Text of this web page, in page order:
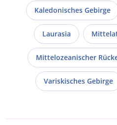
Kaledonisches Gebirge
Laurasia
Mittelozeanischer
Variskisches Gebirge